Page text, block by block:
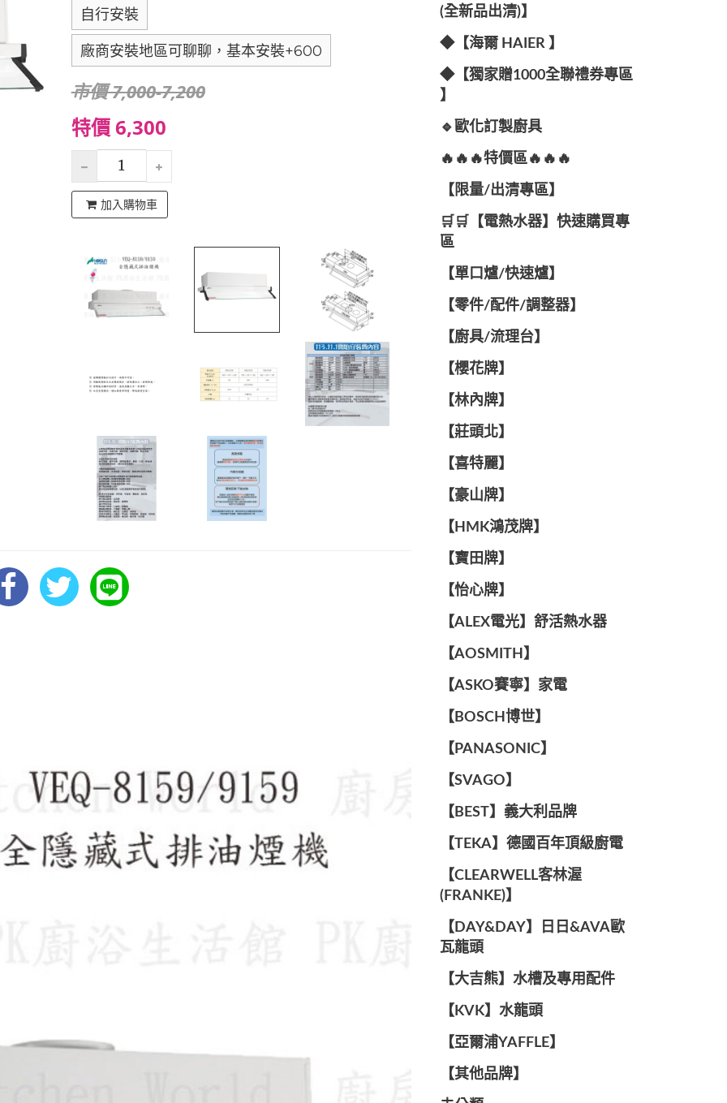
自行安裝
廠商安裝地區可聊聊，基本安裝+600
市價 7,000-7,200
特價 6,300
加入購物車
(全新品出清)】
◆【海爾 HAIER 】
◆【獨家贈1000全聯禮券專區
】
🔹歐化訂製廚具
🔥🔥🔥特價區🔥🔥🔥
【限量/出清專區】
🛒🛒【電熱水器】快速購買專
區
【單口爐/快速爐】
【零件/配件/調整器】
【廚具/流理台】
【櫻花牌】
【林內牌】
【莊頭北】
【喜特麗】
【豪山牌】
【HMK鴻茂牌】
【寶田牌】
️【怡心牌】️
️️【ALEX電光】舒活熱水器️️
【AOSMITH】
【ASKO賽寧】家電
【BOSCH博世】
️【PANASONIC】️
️【SVAGO】️
️【BEST】️義大利品牌
️【TEKA】️德國百年頂級廚電
️【CLEARWELL客林渥
(FRANKE)】️
️【DAY&DAY】️日日&AVA歐
瓦龍頭
【大吉熊】水槽及專用配件
️【KVK】水龍頭️
【亞爾浦YAFFLE】
️【其他品牌】️